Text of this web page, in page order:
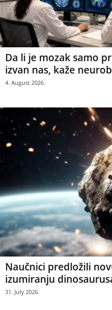
Da li je mozak samo
izvan nas, kaže
4. August 2026.
Naučnici predložili
izumiranju
31. July 2026.